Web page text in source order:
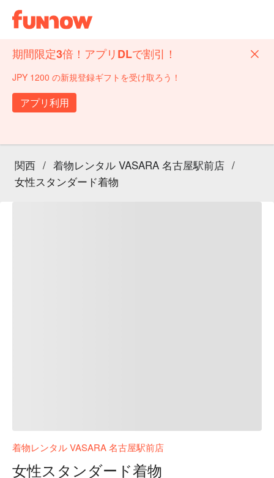
期間限定3倍！アプリDLで割引！
JPY 1200 の新規登録ギフトを受け取ろう！
アプリ利用
関西 / 着物レンタル VASARA 名古屋駅前店 /
女性スタンダード着物
着物レンタル VASARA 名古屋駅前店
女性スタンダード着物